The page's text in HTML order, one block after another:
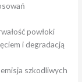
powłoki
i degradacją
szkodliwych